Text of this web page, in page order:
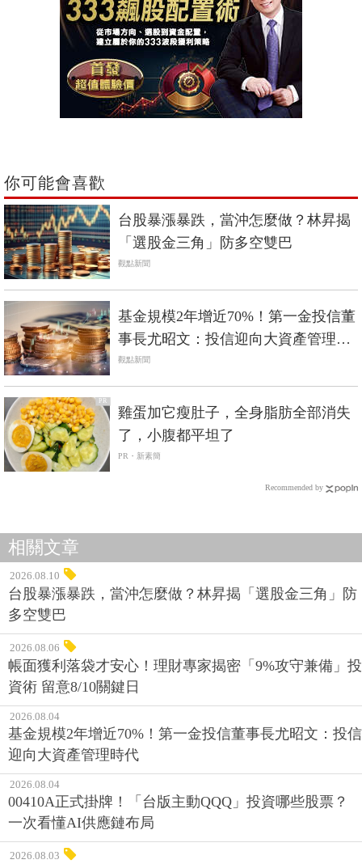
你可能會喜歡
台股暴漲暴跌，當沖怎麼做？林昇揭
「選股金三角」防多空雙巴
觀點新聞
基金規模2年增近70%！第一金投信董
事長尤昭文：投信迎向大資產管理時
代
觀點新聞
PR
雞蛋加它瘦肚子，全身脂肪全部消失
了，小腹都平坦了
PR・新素簡
Recommended by
相關文章
2026.08.10
台股暴漲暴跌，當沖怎麼做？林昇揭「選股金三角」防
多空雙巴
2026.08.06
帳面獲利落袋才安心！理財專家揭密「9%攻守兼備」投
資術 留意8/10關鍵日
2026.08.04
基金規模2年增近70%！第一金投信董事長尤昭文：投信
迎向大資產管理時代
2026.08.04
00410A正式掛牌！「台版主動QQQ」投資哪些股票？
一次看懂AI供應鏈布局
2026.08.03